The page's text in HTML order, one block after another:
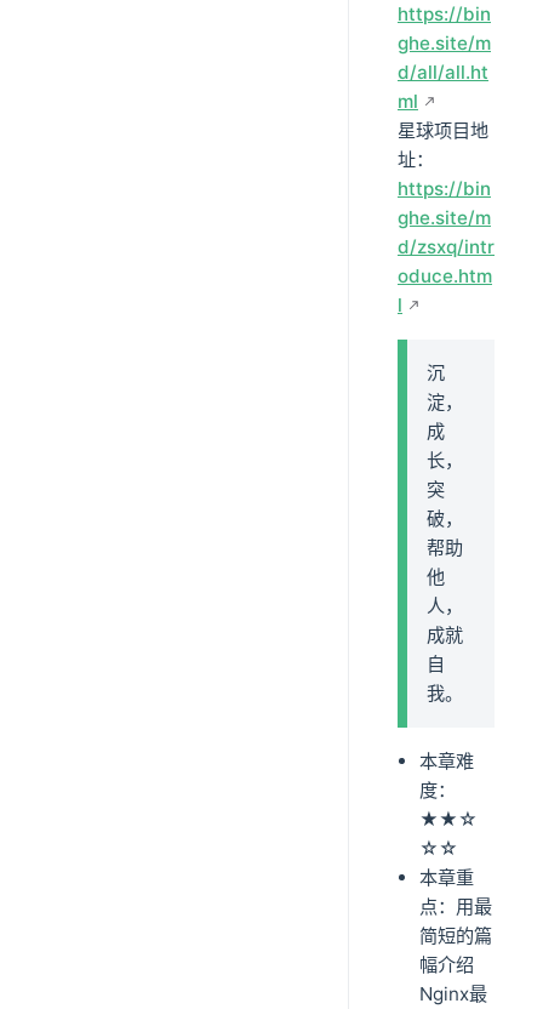
https://bin
ghe.site/m
d/all/all.ht
ml
星球项目地
址：
https://bin
ghe.site/m
d/zsxq/intr
oduce.htm
l
沉
淀，
成
长，
突
破，
帮助
他
人，
成就
自
我。
本章难
度：
★★☆
☆☆
本章重
点：用最
简短的篇
幅介绍
Nginx最